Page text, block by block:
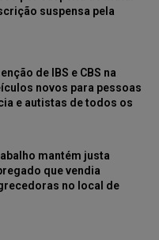
suspensa pela
de IBS e CBS na
novos para pessoas
e autistas de todos os
mantém justa
que vendia
no local de